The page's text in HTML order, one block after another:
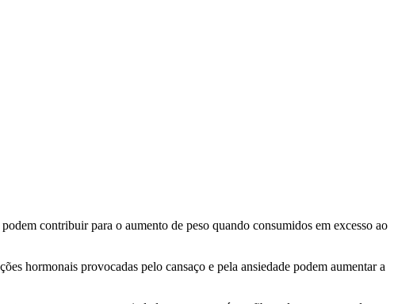
contribuir para o aumento de peso quando consumidos em excesso ao
hormonais provocadas pelo cansaço e pela ansiedade podem aumentar a